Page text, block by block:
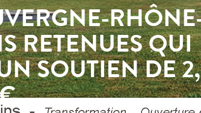
RETENUES QUI
SOUTIEN DE